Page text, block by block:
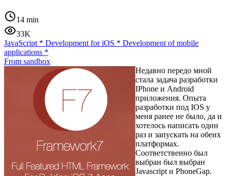
14 min
33K
JavaScript * Development for iOS * Development of mobile
applications *
From sandbox
Недавно передо мной
стала задача разработки
IPhone и Android
приложения. Опыта
разработки под IOS у
меня ранее не было, да и
хотелось написать один
раз и запускать на обеих
платформах.
Соответственно был
выбран был выбран
Javascript и PhoneGap.